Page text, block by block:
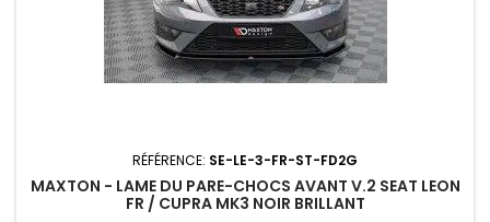
RÉFÉRENCE: SE-LE-3-FR-ST-FD2G
MAXTON - LAME DU PARE-CHOCS AVANT V.2 SEAT LEON
FR / CUPRA MK3 NOIR BRILLANT